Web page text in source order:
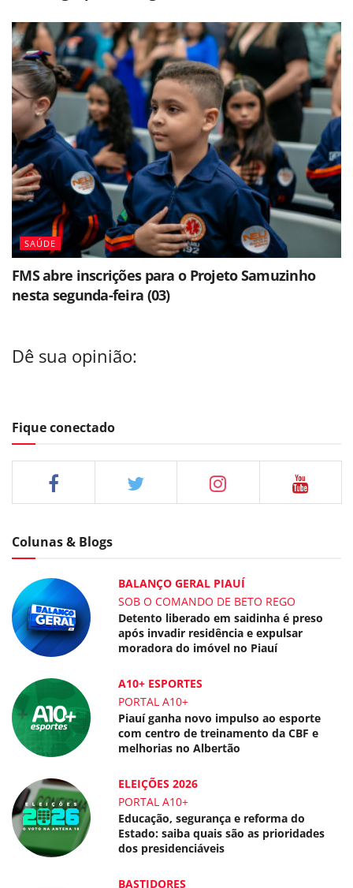
SAÚDE
FMS abre inscrições para o Projeto Samuzinho
nesta segunda-feira (03)
Dê sua opinião:
Fique conectado
Colunas & Blogs
BALANÇO GERAL PIAUÍ
SOB O COMANDO DE BETO REGO
Detento liberado em saidinha é preso
após invadir residência e expulsar
moradora do imóvel no Piauí
A10+ ESPORTES
PORTAL A10+
Piauí ganha novo impulso ao esporte
com centro de treinamento da CBF e
melhorias no Albertão
ELEIÇÕES 2026
PORTAL A10+
Educação, segurança e reforma do
Estado: saiba quais são as prioridades
dos presidenciáveis
BASTIDORES